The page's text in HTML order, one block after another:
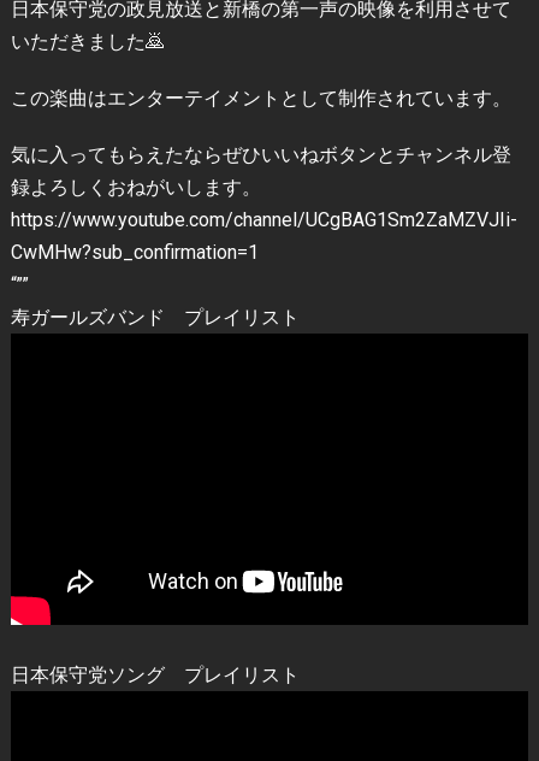
日本保守党の政見放送と新橋の第一声の映像を利用させて
いただきました🙇
この楽曲はエンターテイメントとして制作されています。
気に入ってもらえたならぜひいいねボタンとチャンネル登
録よろしくおねがいします。
https://www.youtube.com/channel/UCgBAG1Sm2ZaMZVJIi-
CwMHw?sub_confirmation=1
“””
寿ガールズバンド プレイリスト
日本保守党ソング プレイリスト